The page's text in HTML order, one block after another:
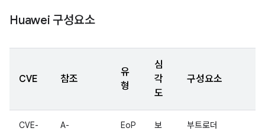
Huawei 구성요소
CVE 참조
유
형
심
각
도
구성요소
CVE-
A-
EoP
보
부트로더